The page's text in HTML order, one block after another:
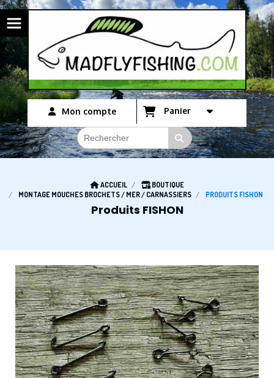
Mon compte Panier
ACCUEIL
BOUTIQUE
MONTAGE MOUCHES BROCHETS / MER / CARNASSIERS
PRODUITS FISHON
Produits FISHON
Panneau de gestion des cookies